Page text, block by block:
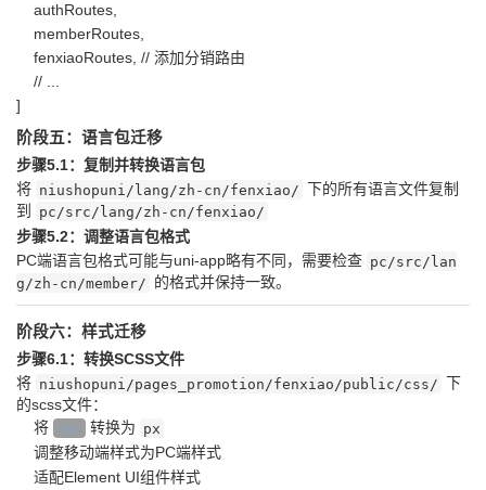
authRoutes,
memberRoutes,
fenxiaoRoutes, // 添加分销路由
// ...
]
阶段五：语言包迁移
步骤5.1：复制并转换语言包
将 niushopuni/lang/zh-cn/fenxiao/ 下的所有语言文件复制
到
pc/src/lang/zh-cn/fenxiao/
步骤5.2：调整语言包格式
PC端语言包格式可能与uni-app略有不同，需要检查 pc/src/lan
g/zh-cn/member/ 的格式并保持一致。
阶段六：样式迁移
步骤6.1：转换SCSS文件
将 niushopuni/pages_promotion/fenxiao/public/css/ 下
的scss文件：
将 rpx 转换为 px
调整移动端样式为PC端样式
适配Element UI组件样式